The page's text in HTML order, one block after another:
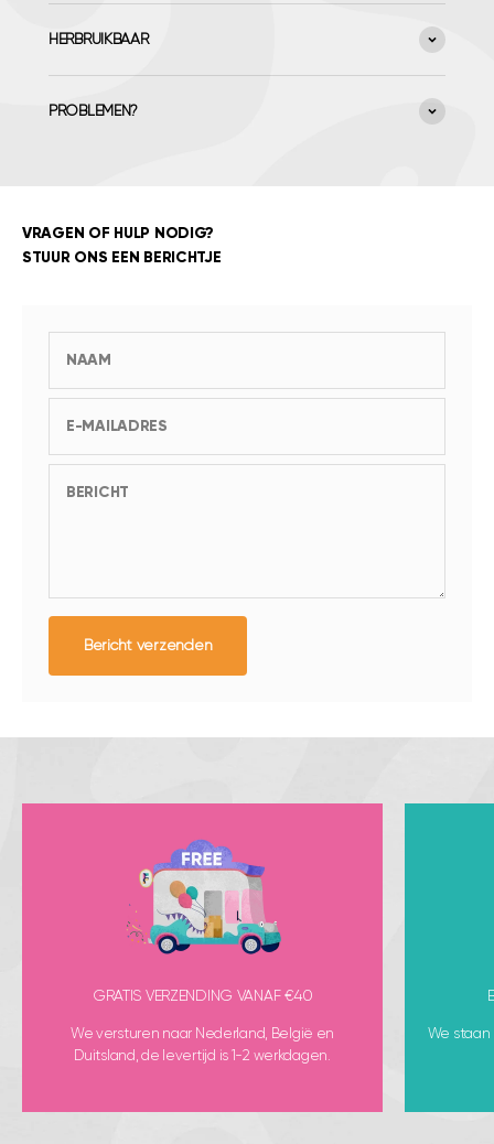
HERBRUIKBAAR
PROBLEMEN?
VRAGEN OF HULP NODIG?
STUUR ONS EEN BERICHTJE
NAAM
E-MAILADRES
BERICHT
Bericht verzenden
GRATIS VERZENDING VANAF €40
We versturen naar Nederland, België en
Duitsland, de levertijd is 1-2 werkdagen.
We